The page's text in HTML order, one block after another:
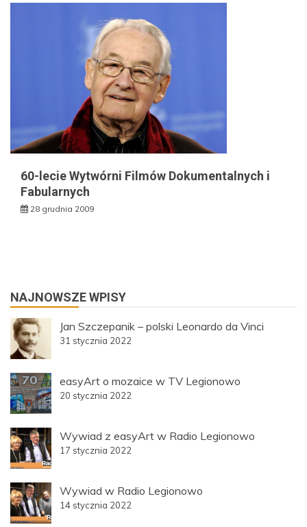
60-lecie Wytwórni Filmów Dokumentalnych i
Fabularnych
28 grudnia 2009
NAJNOWSZE WPISY
Jan Szczepanik – polski Leonardo da Vinci
31 stycznia 2022
easyArt o mozaice w TV Legionowo
20 stycznia 2022
Wywiad z easyArt w Radio Legionowo
17 stycznia 2022
Wywiad w Radio Legionowo
14 stycznia 2022